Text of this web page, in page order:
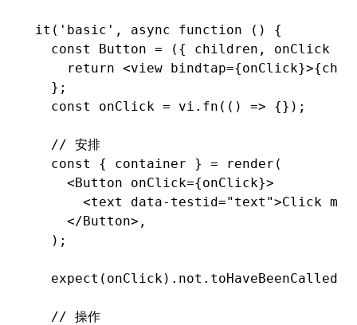
it ( 'basic' , async function () {
  const
Button = ({ children ,
onClick
    return
<view bindtap=
  };
  const
onClick = vi .fn (() => {});
  // 安排
  const
{ container } = render (
    <
Button onClick={onClick}>
      <
text data-testid="text">Click
    </
Button> ,
  );
  expect
(onClick). not .toHaveBeenCalled
  // 操作